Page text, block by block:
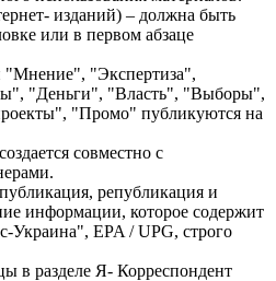
изданий) – должна быть
или в первом абзаце
"Мнение", "Экспертиза",
"Деньги", "Власть", "Выборы",
"Промо" публикуются на
совместно с
републикация и
информации, которое содержит
Украина", EPA / UPG, строго
в разделе Я- Корреспондент